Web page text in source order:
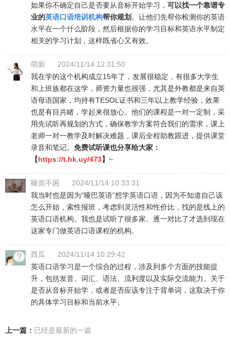
如果你不确定自己是否要从音标开始学习， 可以找一个靠谱专
业的英语口语培训机构帮你规划 。让他们先帮你检测你的英语
水平在一个什么阶段，然后根据你的学习目标和英语水平制定
相关的学习计划，这样既省心又有效。
萌新
2024/11/14 12:31:50
我在学的这个机构成立15年了，发展很稳定，有很多大学生
和上班族都在这学，师资力量也很强，尤其是外教都是来自英
语母语国家，均持有TESOL证书和三年以上教学经验，效果
也是有目共睹，学起来很放心。他们的课程是一对一定制，采
用先试听再规划的方式，确保教学方案符合我们的需求，课上
老师一对一教学及时解决难题，课后全程助教跟进，提供课堂
录音和笔记。 免费试听课也分享给大家：
【https://t.hk.uy/473】 ~
睡觉不困
2024/11/14 10:33:31
我当时也是因为“哑巴英语”想学英语口语，因为不知道自己该
怎么开始，索性报班，考虑到灵活性和性价比，找的是线上的
英语口语机构。我也是试听了很多家、逐一对比了才选到现在
这家专门做英语口语课程的机构。
西瓜
2024/11/14 10:29:42
英语口语学习是一个综合的过程，涉及到多个方面的技能提
升，包括发音、词汇、语法、流利度以及实际交流能力。关于
是否从音标开始学，或者是否应该专注于背单词，这取决于你
的具体学习目标和当前水平。
上一篇： 已经是最新的一篇